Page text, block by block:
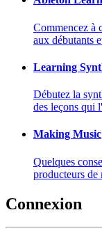
Commencez à
aux débutants
Learning
Débutez la
des leçons qui
Making Music
Quelques
producteurs de
Connexion